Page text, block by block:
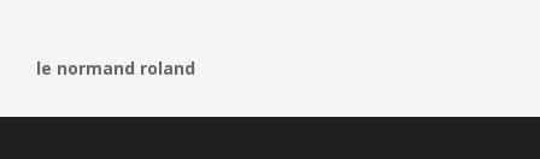
le normand roland